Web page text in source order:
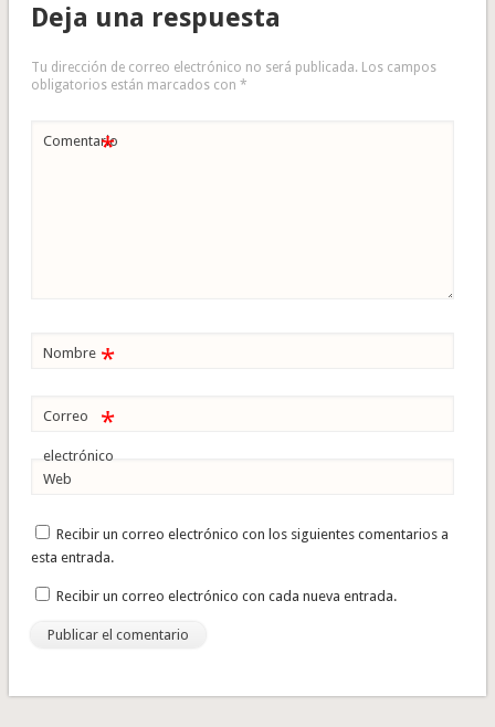
Deja una respuesta
Tu dirección de correo electrónico no será publicada. Los campos
obligatorios están marcados con *
Comentario
*
Nombre *
Correo
electrónico
*
Web
Recibir un correo electrónico con los siguientes comentarios a
esta entrada.
Recibir un correo electrónico con cada nueva entrada.